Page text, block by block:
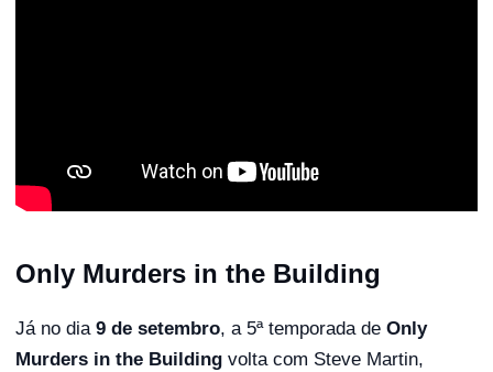
Only Murders in the Building
Já no dia 9 de setembro, a 5ª temporada de Only
Murders in the Building volta com Steve Martin,